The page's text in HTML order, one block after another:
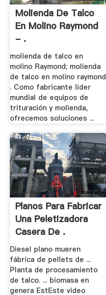
Molienda De Talco
En Molino Raymond
- .
molienda de talco en
molino Raymond; molienda
de talco en molino raymond
. Como fabricante líder
mundial de equipos de
trituración y molienda,
ofrecemos soluciones ...
Planos Para Fabricar
Una Peletizadora
Casera De .
Diesel plano mueren
fábrica de pellets de ...
Planta de procesamiento
de talco. ... biomasa en
genera EstEste video